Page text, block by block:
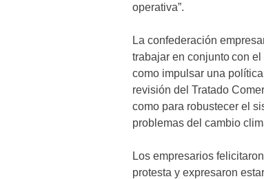
operativa”.
La confederación
trabajar en conjunto con
como impulsar una
revisión del Tratado
como para robustecer el
problemas del cambio
Los empresarios
protesta y expresaron